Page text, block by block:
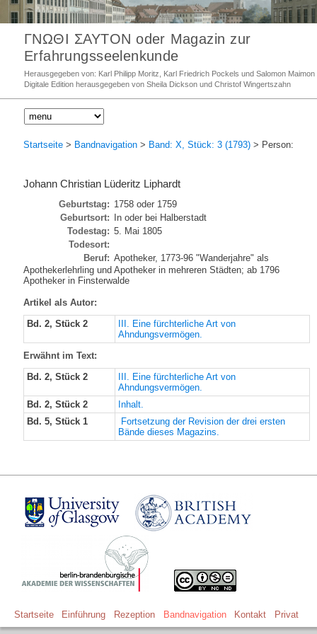
ΓΝΩΘΙ ΣΑΥΤΟΝ oder Magazin zur
Erfahrungsseelenkunde
Herausgegeben von: Karl Philipp Moritz, Karl Friedrich Pockels und Salomon Maimon
Digitale Edition herausgegeben von Sheila Dickson und Christof Wingertszahn
Startseite > Bandnavigation > Band: X, Stück: 3 (1793) > Person:
Johann Christian Lüderitz Liphardt
Geburtstag: 1758 oder 1759
Geburtsort:
In oder bei Halberstadt
Todestag: 5. Mai 1805
Todesort:
Beruf: Apotheker, 1773-96 "Wanderjahre" als
Apothekerlehrling und Apotheker in mehreren Städten; ab 1796
Apotheker in Finsterwalde
Artikel als Autor:
Bd. 2, Stück 2
III. Eine fürchterliche Art von
Ahndungsvermögen.
Erwähnt im Text:
Bd. 2, Stück 2
III. Eine fürchterliche Art von
Ahndungsvermögen.
Bd. 2, Stück 2
Inhalt.
Bd. 5, Stück 1
Fortsetzung der Revision der drei ersten
Bände dieses Magazins.
Startseite Einführung Rezeption Bandnavigation Kontakt Privat